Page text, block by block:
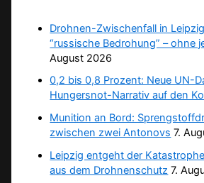
Drohnen-Zwischenfall in
“russische Bedrohung” – ohne
August 2026
0,2 bis 0,8 Prozent: Neue UN-
Hungersnot-Narrativ auf den
Munition an Bord:
zwischen zwei Antonovs 7.
Leipzig entgeht der
aus dem Drohnenschutz 7.